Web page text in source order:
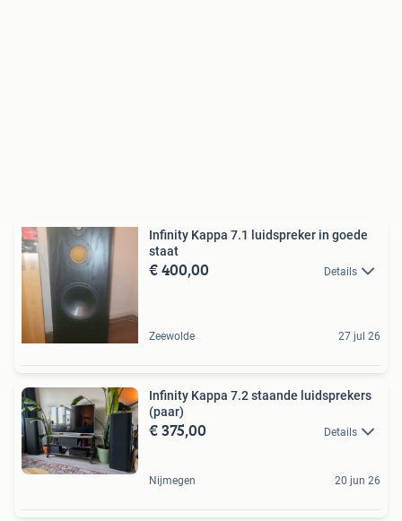
Infinity Kappa 7.1 luidspreker in goede
staat
€ 400,00 Details
Zeewolde 27 jul 26
Infinity Kappa 7.2 staande luidsprekers
(paar)
€ 375,00 Details
Nijmegen 20 jun 26